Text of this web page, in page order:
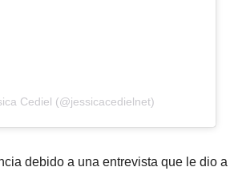
Cediel (@jessicacedielnet)
debido a una entrevista que le dio a